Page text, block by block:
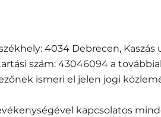
4034 Debrecen, Kaszás
szám: 43046094 a
ismeri el jelen jogi
kapcsolatos